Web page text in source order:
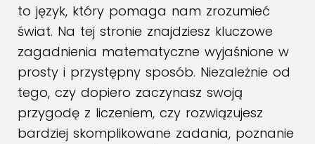
to język, który pomaga nam zrozumieć
świat. Na tej stronie znajdziesz kluczowe
zagadnienia matematyczne wyjaśnione w
prosty i przystępny sposób. Niezależnie od
tego, czy dopiero zaczynasz swoją
przygodę z liczeniem, czy rozwiązujesz
bardziej skomplikowane zadania, poznanie